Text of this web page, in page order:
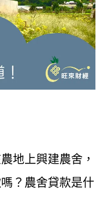
地上興建農舍，
？農舍貸款是什